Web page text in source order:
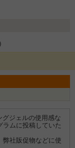
グジェルの使用感な
ラムに投稿していた
弊社販促物などに使